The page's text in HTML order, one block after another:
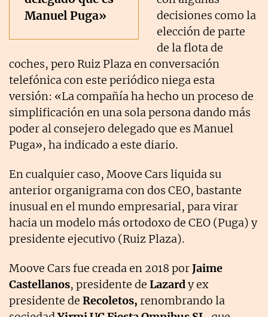
Manuel Puga»
decisiones como la
elección de parte
de la flota de
coches, pero Ruiz Plaza en conversación
telefónica con este periódico niega esta
versión: «La compañía ha hecho un proceso de
simplificación en una sola persona dando más
poder al consejero delegado que es Manuel
Puga», ha indicado a este diario.
En cualquier caso, Moove Cars liquida su
anterior organigrama con dos CEO, bastante
inusual en el mundo empresarial, para virar
hacia un modelo más ortodoxo de CEO (Puga) y
presidente ejecutivo (Ruiz Plaza).
Moove Cars fue creada en 2018 porJaime
Castellanos, presidente de Lazardy ex
presidente de Recoletos, renombrando la